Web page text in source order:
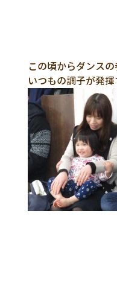
この頃からダンス
いつもの調子が発揮